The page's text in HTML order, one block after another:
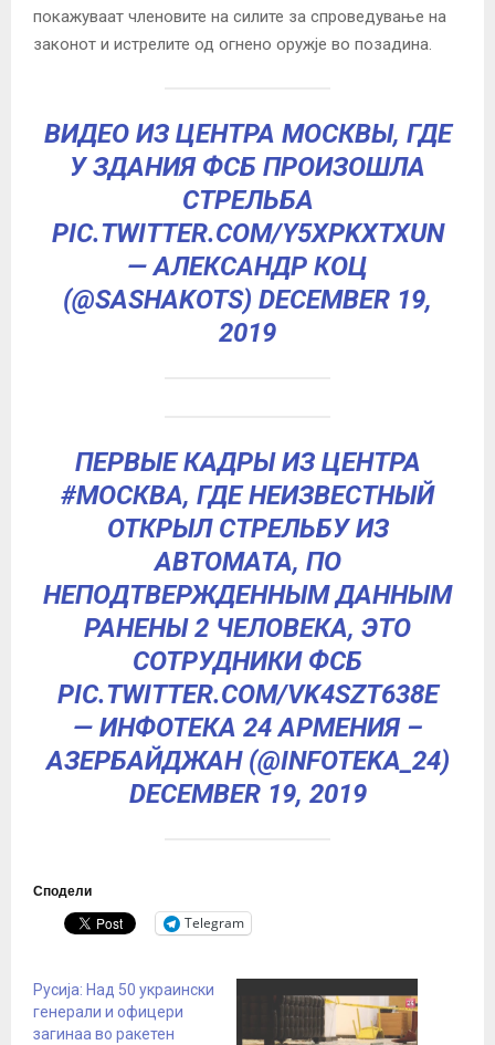
покажуваат членовите на силите за спроведување на
законот и истрелите од огнено оружје во позадина.
ВИДЕО ИЗ ЦЕНТРА МОСКВЫ, ГДЕ
У ЗДАНИЯ ФСБ ПРОИЗОШЛА
СТРЕЛЬБА
PIC.TWITTER.COM/Y5XPKXTXUN
— АЛЕКСАНДР КОЦ
(@SASHAKOTS) DECEMBER 19,
2019
ПЕРВЫЕ КАДРЫ ИЗ ЦЕНТРА
#МОСКВА, ГДЕ НЕИЗВЕСТНЫЙ
ОТКРЫЛ СТРЕЛЬБУ ИЗ
АВТОМАТА, ПО
НЕПОДТВЕРЖДЕННЫМ ДАННЫМ
РАНЕНЫ 2 ЧЕЛОВЕКА, ЭТО
СОТРУДНИКИ ФСБ
PIC.TWITTER.COM/VK4SZT638E
— ИНФОТЕКА 24 АРМЕНИЯ –
АЗЕРБАЙДЖАН (@INFOTEKA_24)
DECEMBER 19, 2019
Сподели
Telegram
Русија: Над 50 украински
генерали и офицери
загинаа во ракетен